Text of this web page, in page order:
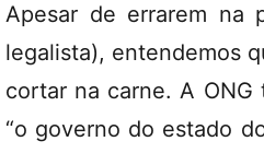
Apesar de errarem na
legalista), entendemos
cortar na carne. A
“o governo do estado